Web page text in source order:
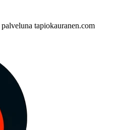
palveluna tapiokauranen.com